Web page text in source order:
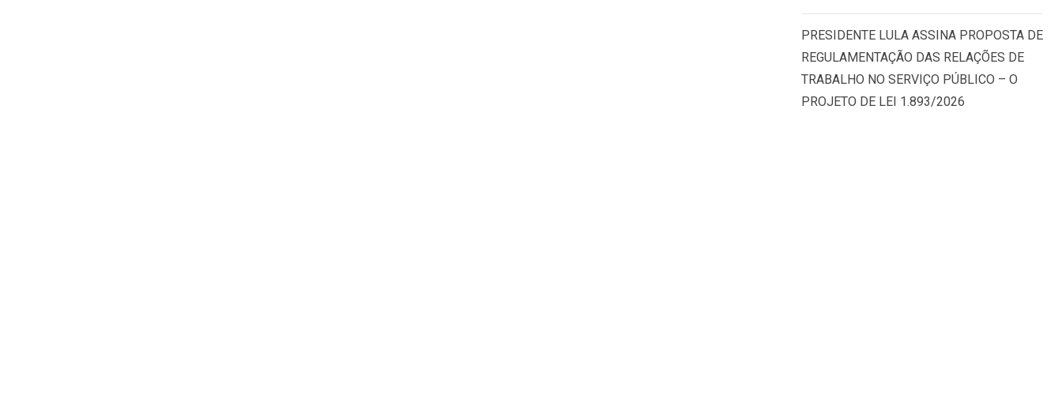
PRESIDENTE LULA ASSINA PROPOSTA DE
REGULAMENTAÇÃO DAS RELAÇÕES DE
TRABALHO NO SERVIÇO PÚBLICO – O
PROJETO DE LEI 1.893/2026